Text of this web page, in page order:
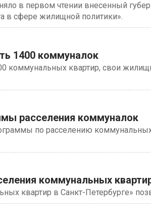
в первом чтении внесенный
в сфере жилищной политики».
1400 коммуналок
коммунальных квартир, свои
расселения коммуналок
по расселению
коммунальных
квартир в Санкт-Петербурге»